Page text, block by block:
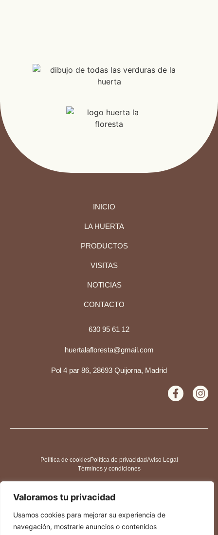
Valoramos tu privacidad
Usamos cookies para mejorar su experiencia de
navegación, mostrarle anuncios o contenidos
INICIO
LA HUERTA
PRODUCTOS
VISITAS
NOTICIAS
CONTACTO
630 95 61 12
huertalafloresta@gmail.com
Pol 4 par 86, 28693 Quijorna, Madrid
Política de cookiesPolítica de privacidadAviso Legal
Términos y condiciones